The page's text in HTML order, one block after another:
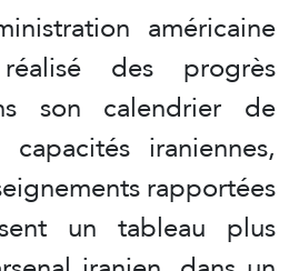
américaine
des progrès
son calendrier de
iraniennes,
rapportées
un tableau plus